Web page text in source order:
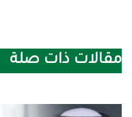
مقالات ذات صلة